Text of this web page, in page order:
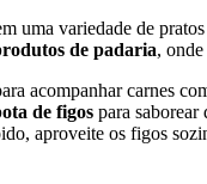
uma variedade de
de padaria,
acompanhar carnes
de figos para
aproveite os figos